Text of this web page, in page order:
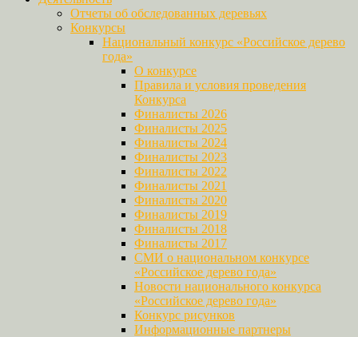
Отчеты об обследованных деревьях
Конкурсы
Национальный конкурс «Российское дерево
года»
О конкурсе
Правила и условия проведения
Конкурса
Финалисты 2026
Финалисты 2025
Финалисты 2024
Финалисты 2023
Финалисты 2022
Финалисты 2021
Финалисты 2020
Финалисты 2019
Финалисты 2018
Финалисты 2017
СМИ о национальном конкурсе
«Российское дерево года»
Новости национального конкурса
«Российское дерево года»
Конкурс рисунков
Информационные партнеры